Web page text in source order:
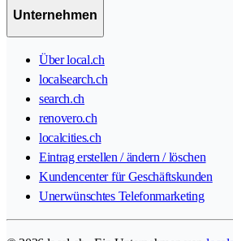
Unternehmen
Über local.ch
localsearch.ch
search.ch
renovero.ch
localcities.ch
Eintrag erstellen / ändern / löschen
Kundencenter für Geschäftskunden
Unerwünschtes Telefonmarketing